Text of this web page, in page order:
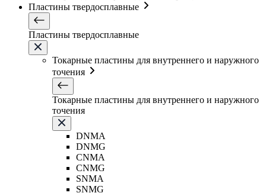
Пластины твердосплавные
Пластины твердосплавные
Токарные пластины для внутреннего и наружного
точения
Токарные пластины для внутреннего и наружного
точения
DNMA
DNMG
CNMA
CNMG
SNMA
SNMG